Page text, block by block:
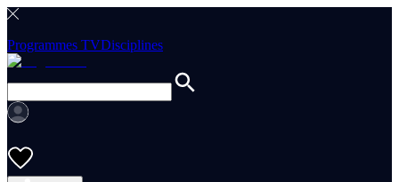
Programmes TVDisciplines